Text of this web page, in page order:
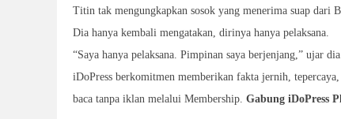
Titin tak mengungkapkan sosok yang menerima suap dari
Dia hanya kembali mengatakan, dirinya hanya pelaksana.
“Saya hanya pelaksana. Pimpinan saya berjenjang,” ujar dia.
iDoPress berkomitmen memberikan fakta jernih,
baca tanpa iklan melalui Membership. Gabung iDoPress